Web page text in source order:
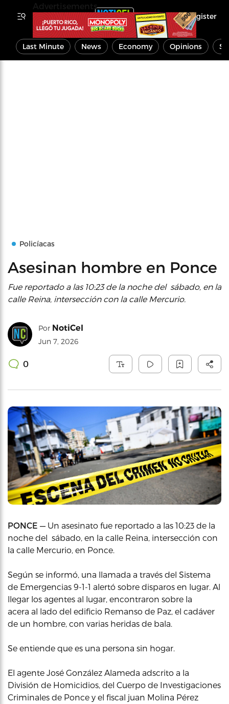
Register
Last Minute News Economy Opinions
Policíacas
Asesinan hombre en Ponce
Fue reportado a las 10:23 de la noche del sábado, en la
calle Reina, intersección con la calle Mercurio.
Por NotiCel
Jun 7, 2026
0
PONCE — Un asesinato fue reportado a las 10:23 de la
noche del sábado, en la calle Reina, intersección con
la calle Mercurio, en Ponce.
Según se informó, una llamada a través del Sistema
de Emergencias 9-1-1 alertó sobre disparos en lugar. Al
llegar los agentes al lugar, encontraron sobre la
acera al lado del edificio Remanso de Paz, el cadáver
de un hombre, con varias heridas de bala.
Se entiende que es una persona sin hogar.
El agente José González Alameda adscrito a la
División de Homicidios, del Cuerpo de Investigaciones
Criminales de Ponce y el fiscal juan Molina Pérez
Advertisements